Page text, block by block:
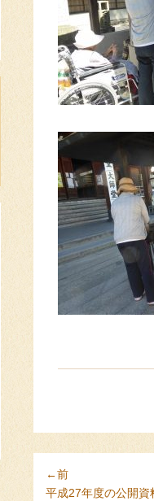
←前
平成27年度の公開資